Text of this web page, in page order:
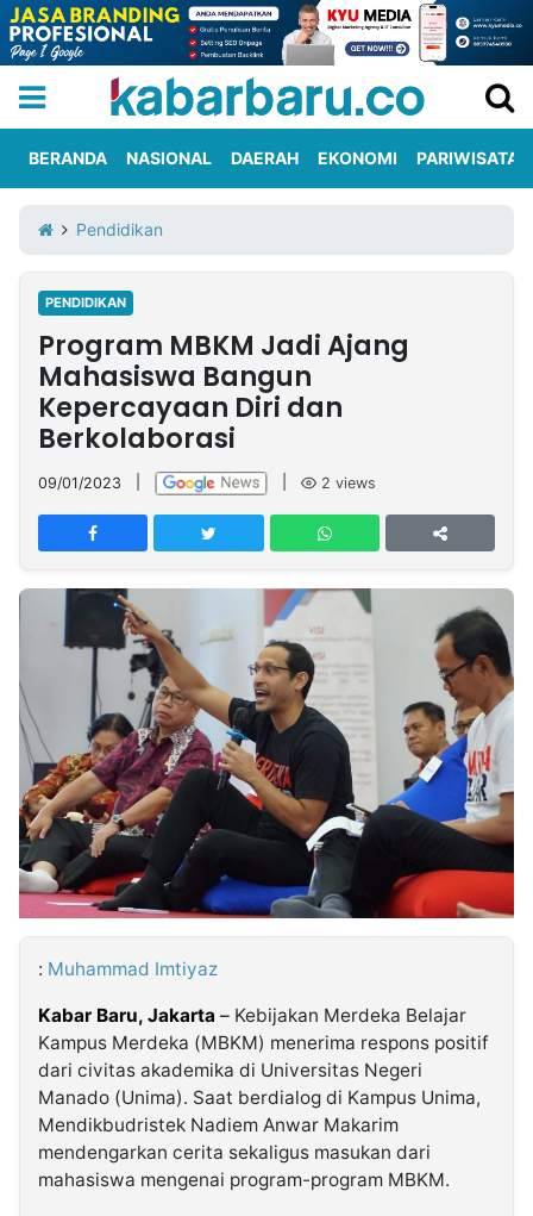
Iklan
Berita
Kami
Nasional
International
Olahraga
Entertainment
Daerah
Pariwisata
Kuliner
Kolom
Network
PT
TREETAN
MULTIMEDIA
INDONESIA
Partner
Insight
NTB
Suara
Time
Lens
IDN
Daily
Jogja
Jalan
Rakyat
Idealita
News
Kita
Notice
Dinamikapost.com
Radar
Baru
Seedbacklink
Follow
Kabarbaru
BERANDA NASIONAL DAERAH EKONOMI PARIWISATA
Pendidikan
PENDIDIKAN
Program MBKM Jadi Ajang
Mahasiswa Bangun
Kepercayaan Diri dan
Berkolaborasi
09/01/2023 2 views
: Muhammad Imtiyaz
Kabar Baru, Jakarta – Kebijakan Merdeka Belajar
Kampus Merdeka (MBKM) menerima respons positif
dari civitas akademika di Universitas Negeri
Manado (Unima). Saat berdialog di Kampus Unima,
Mendikbudristek Nadiem Anwar Makarim
mendengarkan cerita sekaligus masukan dari
mahasiswa mengenai program-program MBKM.